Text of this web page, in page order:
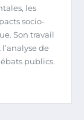
les
socio-
Son travail
de
publics.